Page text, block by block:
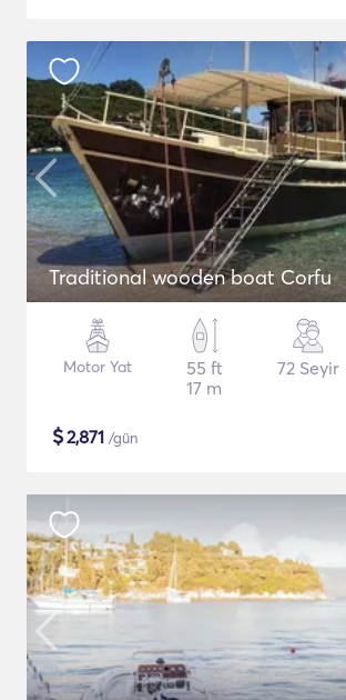
Traditional wooden boat Corfu
Motor Yat
55 ft
17 m
72 Seyir
$2,871 /gün